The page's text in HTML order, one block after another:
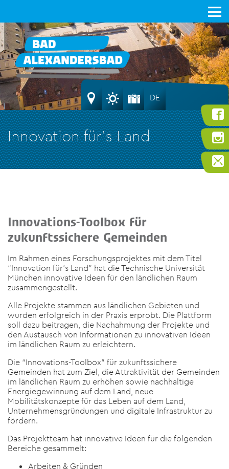
Innovation für’s Land
DE
Innovations-Toolbox für
zukunftssichere Gemeinden
Im Rahmen eines Forschungsprojektes mit dem Titel
“Innovation für’s Land” hat die Technische Universität
München innovative Ideen für den ländlichen Raum
zusammengestellt.
Alle Projekte stammen aus ländlichen Gebieten und
wurden erfolgreich in der Praxis erprobt. Die Plattform
soll dazu beitragen, die Nachahmung der Projekte und
den Austausch von Informationen zu innovativen Ideen
im ländlichen Raum zu erleichtern.
Die “Innovations-Toolbox” für zukunftssichere
Gemeinden hat zum Ziel, die Attraktivität der Gemeinden
im ländlichen Raum zu erhöhen sowie nachhaltige
Energiegewinnung auf dem Land, neue
Mobilitätskonzepte für das Leben auf dem Land,
Unternehmensgründungen und digitale Infrastruktur zu
fördern.
Das Projektteam hat innovative Ideen für die folgenden
Bereiche gesammelt:
Arbeiten & Gründen